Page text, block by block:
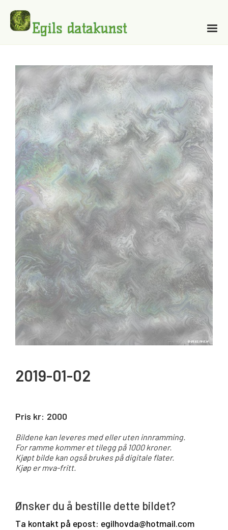
2019-01-02
Pris kr: 2000
Bildene kan leveres med eller uten innramming.
For ramme kommer et tilegg på 1000 kroner.
Kjøpt bilde kan også brukes på digitale flater.
Kjøp er mva-fritt.
Ønsker du å bestille dette bildet?
Ta kontakt på epost: egilhovda@hotmail.com